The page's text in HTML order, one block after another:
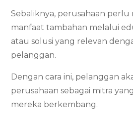
Sebaliknya, perusahaan perlu
manfaat tambahan melalui
atau solusi yang relevan
pelanggan.
Dengan cara ini, pelanggan
perusahaan sebagai mitra
mereka berkembang.